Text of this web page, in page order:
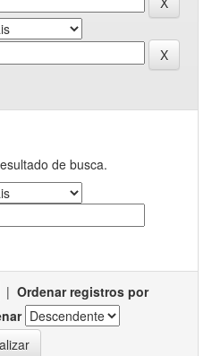
de busca.
| Ordenar registros por